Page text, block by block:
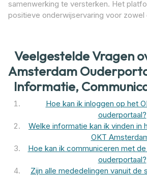
samenwerking te versterken. Het
positieve onderwijservaring voor zowel
Veelgestelde Vragen
Amsterdam
Informatie,
Hoe kan ik inloggen op het
ouderportaal?
Welke informatie kan ik vinden in
OKT
Hoe kan ik communiceren met
ouderportaal?
Zijn alle mededelingen vanuit de